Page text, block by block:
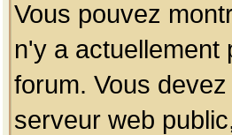
Vous pouvez
n'y a actuellement
forum. Vous
serveur web